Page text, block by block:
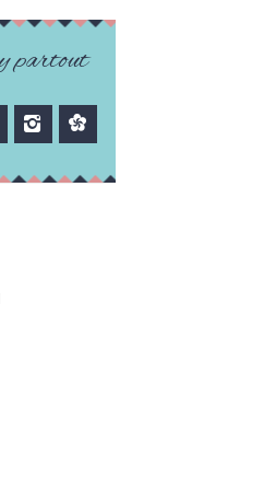
partout